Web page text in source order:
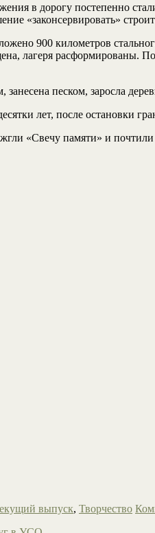
в дорогу постепенно
«законсервировать»
900 километров
лагеря расформированы.
занесена песком, заросла
лет, после остановки
«Свечу памяти» и
выпуск, Творчество